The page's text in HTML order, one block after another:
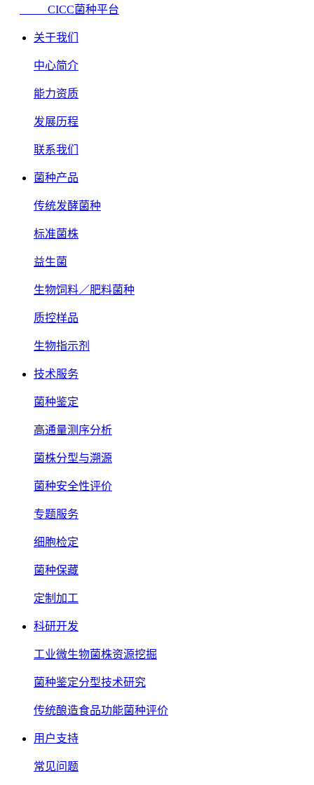
CICC菌种平台
关于我们
中心简介
能力资质
发展历程
联系我们
菌种产品
传统发酵菌种
标准菌株
益生菌
生物饲料／肥料菌种
质控样品
生物指示剂
技术服务
菌种鉴定
高通量测序分析
菌株分型与溯源
菌种安全性评价
专题服务
细胞检定
菌种保藏
定制加工
科研开发
工业微生物菌株资源挖掘
菌种鉴定分型技术研究
传统酿造食品功能菌种评价
用户支持
常见问题